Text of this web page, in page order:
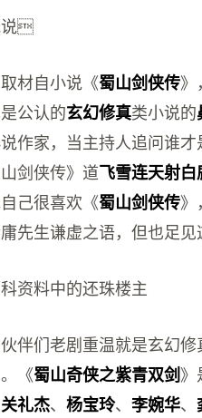
说
材自小说《蜀山剑侠传》
公认的玄幻修真类小说的
作家，当主持人追问谁才
剑侠传》道飞雪连天射白
己很喜欢《蜀山剑侠传》
先生谦虚之语，但也足见
资料中的还珠楼主
伴们老剧重温就是玄幻
《蜀山奇侠之紫青双剑》
关礼杰、杨宝玲、李婉华、